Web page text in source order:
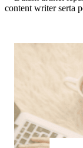
content writer serta